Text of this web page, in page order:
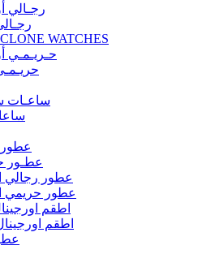
رجـالي
WATCHES
حـريـمـي
ساعـات
عطور
عطـور
عطور رجالي
عطور حريمي
اطقم
اطقم